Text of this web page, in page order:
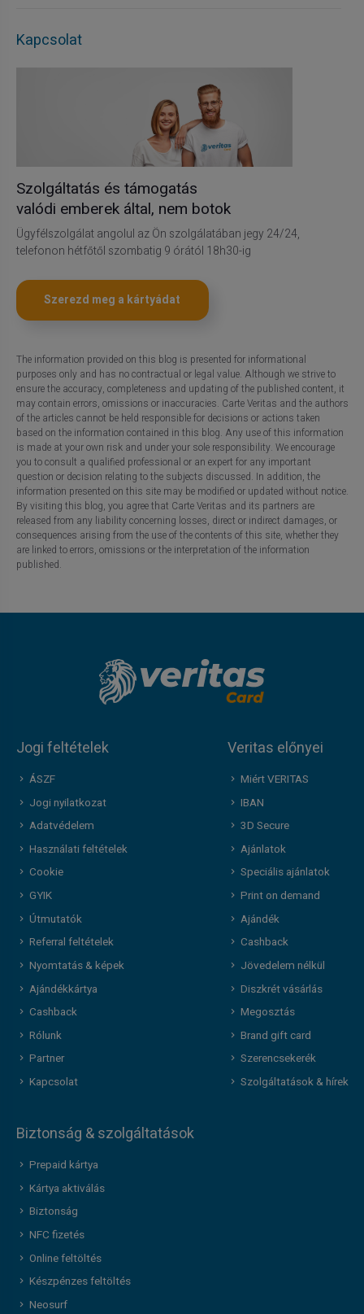
Kapcsolat
Szolgáltatás és támogatás
valódi emberek által, nem botok
Ügyfélszolgálat angolul az Ön szolgálatában jegy 24/24,
telefonon hétfőtől szombatig 9 órától 18h30-ig
Szerezd meg a kártyádat
The information provided on this blog is presented for informational
purposes only and has no contractual or legal value. Although we strive to
ensure the accuracy, completeness and updating of the published content, it
may contain errors, omissions or inaccuracies. Carte Veritas and the authors
of the articles cannot be held responsible for decisions or actions taken
based on the information contained in this blog. Any use of this information
is made at your own risk and under your sole responsibility. We encourage
you to consult a qualified professional or an expert for any important
question or decision relating to the subjects discussed. In addition, the
information presented on this site may be modified or updated without notice.
By visiting this blog, you agree that Carte Veritas and its partners are
released from any liability concerning losses, direct or indirect damages, or
consequences arising from the use of the contents of this site, whether they
are linked to errors, omissions or the interpretation of the information
published.
Jogi feltételek
ÁSZF
Jogi nyilatkozat
Adatvédelem
Használati feltételek
Cookie
GYIK
Útmutatók
Referral feltételek
Nyomtatás & képek
Ajándékkártya
Cashback
Rólunk
Partner
Kapcsolat
Veritas előnyei
Miért VERITAS
IBAN
3D Secure
Ajánlatok
Speciális ajánlatok
Print on demand
Ajándék
Cashback
Jövedelem nélkül
Diszkrét vásárlás
Megosztás
Brand gift card
Szerencsekerék
Szolgáltatások & hírek
Biztonság & szolgáltatások
Prepaid kártya
Kártya aktiválás
Biztonság
NFC fizetés
Online feltöltés
Készpénzes feltöltés
Neosurf